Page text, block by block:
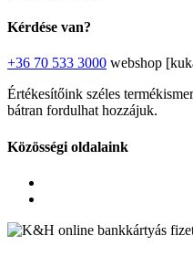
Kérdése van?
+36 70 533 3000 webshop
Értékesítőink széles
bátran fordulhat hozzájuk.
Közösségi oldalaink